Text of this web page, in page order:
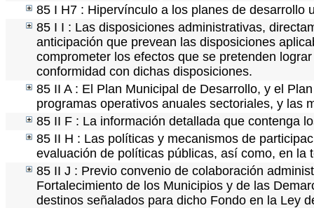
85 I H7 : Hipervínculo a los planes de desarrollo
85 I I : Las disposiciones administrativas,
anticipación que prevean las disposiciones
comprometer los efectos que se pretenden
conformidad con dichas disposiciones.
85 II A : El Plan Municipal de Desarrollo, y el
programas operativos anuales sectoriales, y las
85 II F : La información detallada que contenga
85 II H : Las políticas y mecanismos de
evaluación de políticas públicas, así como, en
85 II J : Previo convenio de colaboración
Fortalecimiento de los Municipios y de las
destinos señalados para dicho Fondo en la Ley